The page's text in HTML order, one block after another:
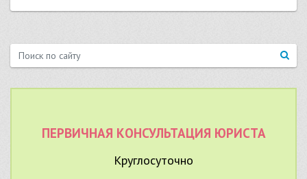
ПЕРВИЧНАЯ КОНСУЛЬТАЦИЯ ЮРИСТА
Круглосуточно